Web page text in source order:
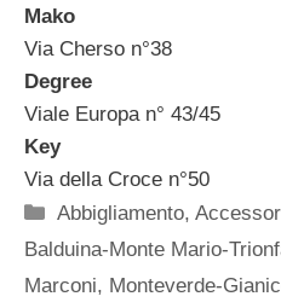
Mako
Via Cherso n°38
Degree
Viale Europa n° 43/45
Key
Via della Croce n°50
Categorie
Abbigliamento,
Balduina-Monte Mario-
Marconi, Monteverde-